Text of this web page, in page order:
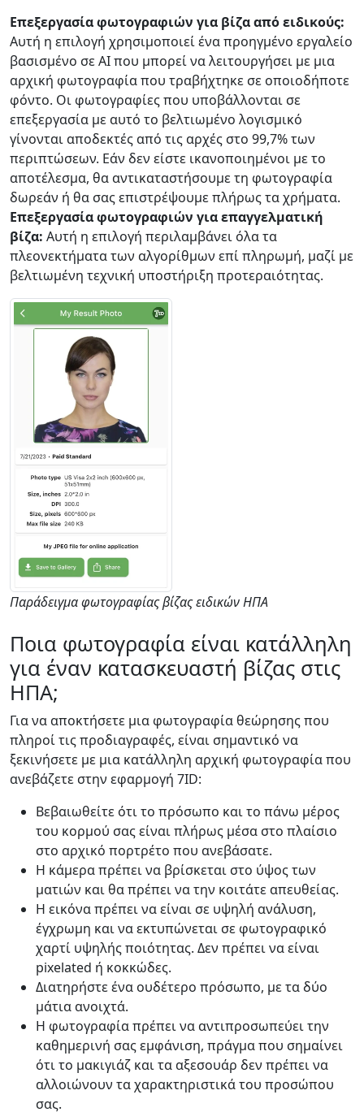
Επεξεργασία φωτογραφιών για βίζα από ειδικούς:
Αυτή η επιλογή χρησιμοποιεί ένα προηγμένο εργαλείο
βασισμένο σε AI που μπορεί να λειτουργήσει με μια
αρχική φωτογραφία που τραβήχτηκε σε οποιοδήποτε
φόντο. Οι φωτογραφίες που υποβάλλονται σε
επεξεργασία με αυτό το βελτιωμένο λογισμικό
γίνονται αποδεκτές από τις αρχές στο 99,7% των
περιπτώσεων. Εάν δεν είστε ικανοποιημένοι με το
αποτέλεσμα, θα αντικαταστήσουμε τη φωτογραφία
δωρεάν ή θα σας επιστρέψουμε πλήρως τα χρήματα.
Επεξεργασία φωτογραφιών για επαγγελματική
βίζα: Αυτή η επιλογή περιλαμβάνει όλα τα
πλεονεκτήματα των αλγορίθμων επί πληρωμή, μαζί με
βελτιωμένη τεχνική υποστήριξη προτεραιότητας.
Παράδειγμα φωτογραφίας βίζας ειδικών ΗΠΑ
Ποια φωτογραφία είναι κατάλληλη
για έναν κατασκευαστή βίζας στις
ΗΠΑ;
Για να αποκτήσετε μια φωτογραφία θεώρησης που
πληροί τις προδιαγραφές, είναι σημαντικό να
ξεκινήσετε με μια κατάλληλη αρχική φωτογραφία που
ανεβάζετε στην εφαρμογή 7ID:
Βεβαιωθείτε ότι το πρόσωπο και το πάνω μέρος
του κορμού σας είναι πλήρως μέσα στο πλαίσιο
στο αρχικό πορτρέτο που ανεβάσατε.
Η κάμερα πρέπει να βρίσκεται στο ύψος των
ματιών και θα πρέπει να την κοιτάτε απευθείας.
Η εικόνα πρέπει να είναι σε υψηλή ανάλυση,
έγχρωμη και να εκτυπώνεται σε φωτογραφικό
χαρτί υψηλής ποιότητας. Δεν πρέπει να είναι
pixelated ή κοκκώδες.
Διατηρήστε ένα ουδέτερο πρόσωπο, με τα δύο
μάτια ανοιχτά.
Η φωτογραφία πρέπει να αντιπροσωπεύει την
καθημερινή σας εμφάνιση, πράγμα που σημαίνει
ότι το μακιγιάζ και τα αξεσουάρ δεν πρέπει να
αλλοιώνουν τα χαρακτηριστικά του προσώπου
σας.